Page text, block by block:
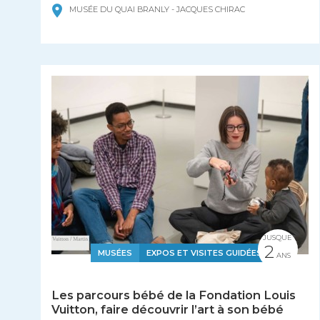
MUSÉE DU QUAI BRANLY - JACQUES CHIRAC
MUSÉES EXPOS ET VISITES GUIDÉES
Les parcours bébé de la Fondation Louis
Vuitton, faire découvrir l’art à son bébé
JUSQUE
2 ANS